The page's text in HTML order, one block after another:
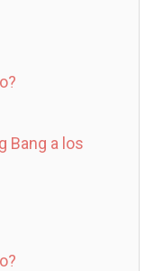
Bang a los